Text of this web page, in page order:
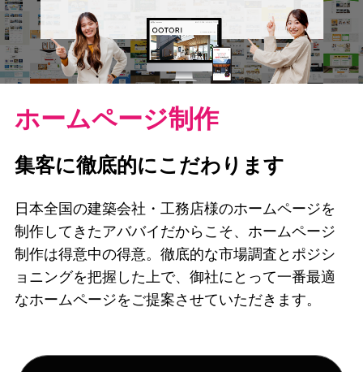
ホームページ制作
集客に徹底的にこだわります
日本全国の建築会社・工務店様のホームページを
制作してきたアババイだからこそ、ホームページ
制作は得意中の得意。徹底的な市場調査とポジシ
ョニングを把握した上で、御社にとって一番最適
なホームページをご提案させていただきます。